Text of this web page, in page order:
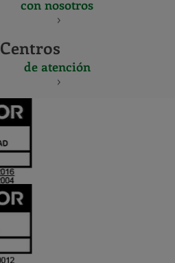
con nosotros
Centros
de atención